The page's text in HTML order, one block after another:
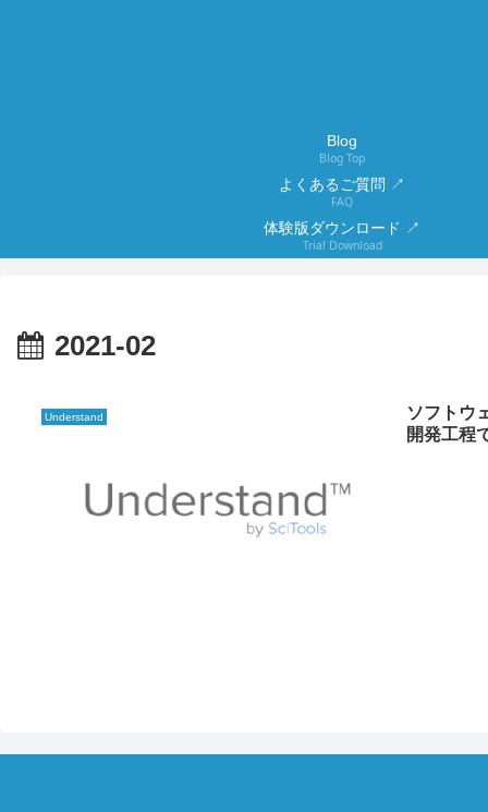
Blog
Blog Top
よくあるご質問 ↗
FAQ
体験版ダウンロード ↗
Trial Download
2021-02
Understand
ソフトウ
開発工程